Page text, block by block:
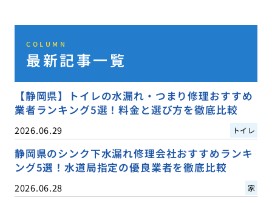
COLUMN
最新記事一覧
【静岡県】トイレの水漏れ・つまり修理おすすめ
業者ランキング5選！料金と選び方を徹底比較
2026.06.29 トイレ
静岡県のシンク下水漏れ修理会社おすすめランキ
ング5選！水道局指定の優良業者を徹底比較
2026.06.28 家